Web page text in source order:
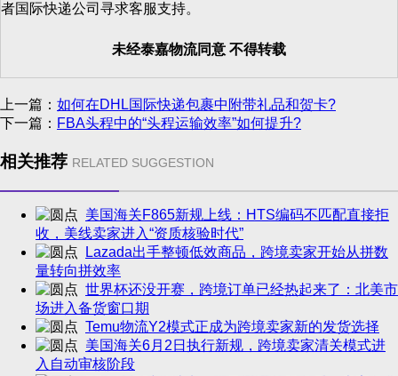
者国际快递公司寻求客服支持。
未经泰嘉物流同意 不得转载
上一篇： 如何在DHL国际快递包裹中附带礼品和贺卡?
下一篇： FBA头程中的“头程运输效率”如何提升?
相关推荐 RELATED SUGGESTION
美国海关F865新规上线：HTS编码不匹配直接拒
收，美线卖家进入“资质核验时代”
Lazada出手整顿低效商品，跨境卖家开始从拼数
量转向拼效率
世界杯还没开赛，跨境订单已经热起来了：北美市
场进入备货窗口期
Temu物流Y2模式正成为跨境卖家新的发货选择
美国海关6月2日执行新规，跨境卖家清关模式进
入自动审核阶段